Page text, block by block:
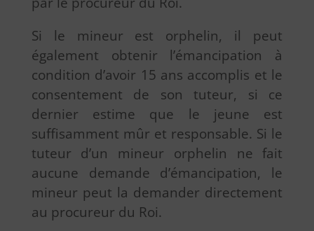
Si le mineur est orphelin, il peut
également obtenir l’émancipation à
condition d’avoir 15 ans accomplis et le
consentement de son tuteur, si ce
dernier estime que le jeune est
suffisamment mûr et responsable. Si le
tuteur d’un mineur orphelin ne fait
aucune demande d’émancipation, le
mineur peut la demander directement
au procureur du Roi.